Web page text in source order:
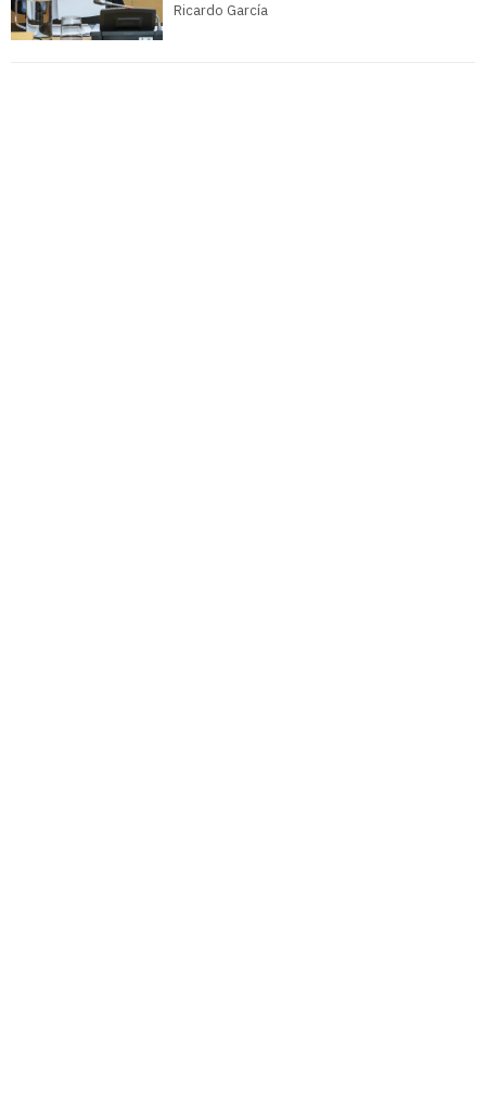
Ricardo García